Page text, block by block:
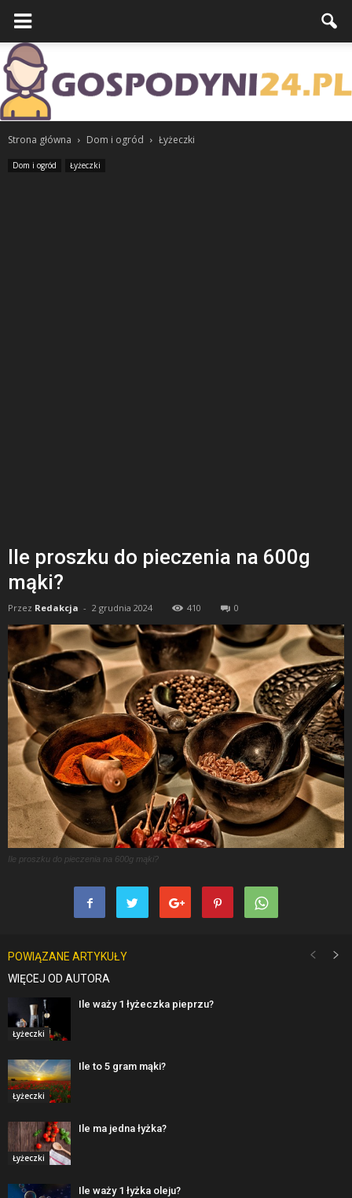
Strona główna Dom i ogród Łyżeczki
Dom i ogród Łyżeczki
Ile proszku do pieczenia na 600g
mąki?
Przez Redakcja - 2 grudnia 2024 410 0
Ile proszku do pieczenia na 600g mąki?
POWIĄZANE ARTYKUŁY
WIĘCEJ OD AUTORA
Łyżeczki
Ile waży 1 łyżeczka pieprzu?
Łyżeczki
Ile to 5 gram mąki?
Łyżeczki
Ile ma jedna łyżka?
Ile waży 1 łyżka oleju?